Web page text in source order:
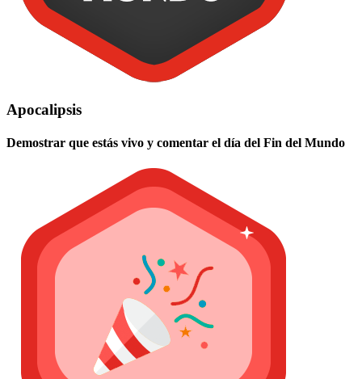
Apocalipsis
Demostrar que estás vivo y comentar el día del Fin del Mundo